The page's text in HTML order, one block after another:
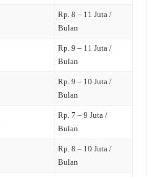
Rp. 8 – 11 Juta /
Bulan
Rp. 9 – 11 Juta /
Bulan
Rp. 9 – 10 Juta /
Bulan
Rp. 7 – 9 Juta /
Bulan
Rp. 8 – 10 Juta /
Bulan